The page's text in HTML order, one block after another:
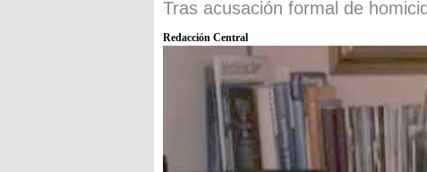
Tras acusación formal de
Redacción Central